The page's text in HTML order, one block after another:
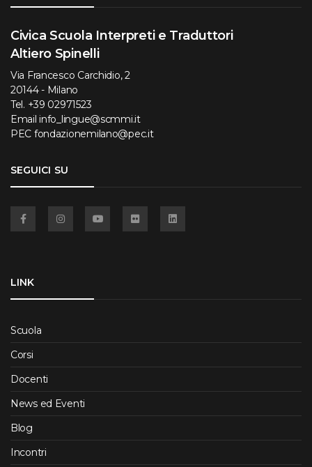
Civica Scuola Interpreti e Traduttori
Altiero Spinelli
Via Francesco Carchidio, 2
20144 - Milano
Tel. +39 02971523
Email info_lingue@scmmi.it
PEC fondazionemilano@pec.it
SEGUICI SU
LINK
Scuola
Corsi
Docenti
News ed Eventi
Blog
Incontri